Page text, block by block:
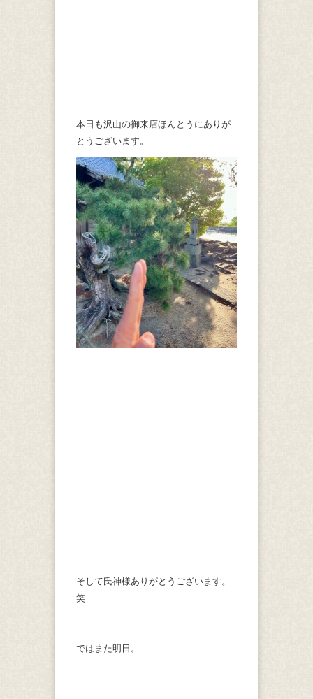
本日も沢山の御来店ほんとうにありが
とうございます。
そして氏神様ありがとうございます。
笑
ではまた明日。